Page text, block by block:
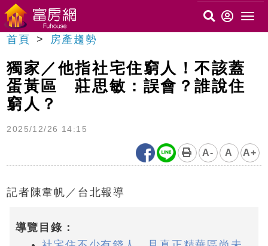
首頁 房產趨勢
獨家／他指社宅住窮人！不該蓋
蛋黃區 莊思敏：誤會？誰說住
窮人？
2025/12/26 14:15
A- A A+
記者陳韋帆／台北報導
導覽目錄：